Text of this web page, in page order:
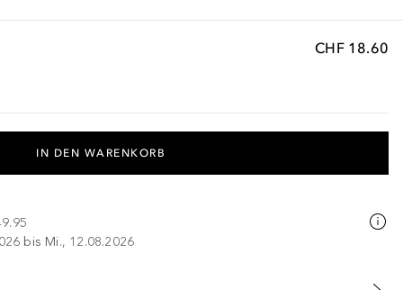
CHF 18.60
IN DEN WARENKORB
bis Mi., 12.08.2026